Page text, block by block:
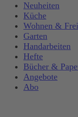
Neuheiten
Küche
Wohnen &
Garten
Handarbeiten
Hefte
Bücher &
Angebote
Abo